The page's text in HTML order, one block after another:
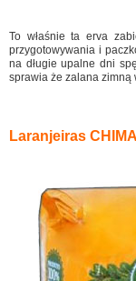
To właśnie ta erva
przygotowywania i
na długie upalne dni
sprawia że zalana
Laranjeiras